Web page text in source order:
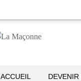
ACCUEIL